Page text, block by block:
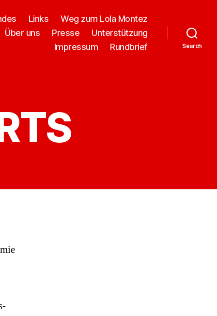
Links
Weg zum Lola Montez
Über uns Presse
Unterstützung
Impressum
Rundbrief Search